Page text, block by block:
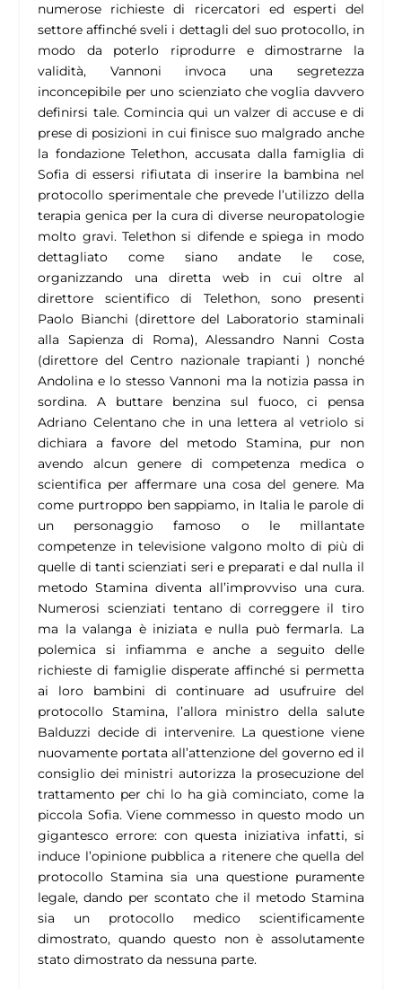
numerose richieste di ricercatori ed esperti del
settore affinché sveli i dettagli del suo protocollo, in
modo da poterlo riprodurre e dimostrarne la
validità, Vannoni invoca una segretezza
inconcepibile per uno scienziato che voglia davvero
definirsi tale. Comincia qui un valzer di accuse e di
prese di posizioni in cui finisce suo malgrado anche
la fondazione Telethon, accusata dalla famiglia di
Sofia di essersi rifiutata di inserire la bambina nel
protocollo sperimentale che prevede l’utilizzo della
terapia genica per la cura di diverse neuropatologie
molto gravi. Telethon si difende e spiega in modo
dettagliato come siano andate le cose,
organizzando una diretta web in cui oltre al
direttore scientifico di Telethon, sono presenti
Paolo Bianchi (direttore del Laboratorio staminali
alla Sapienza di Roma), Alessandro Nanni Costa
(direttore del Centro nazionale trapianti ) nonché
Andolina e lo stesso Vannoni ma la notizia passa in
sordina. A buttare benzina sul fuoco, ci pensa
Adriano Celentano che in una lettera al vetriolo si
dichiara a favore del metodo Stamina, pur non
avendo alcun genere di competenza medica o
scientifica per affermare una cosa del genere. Ma
come purtroppo ben sappiamo, in Italia le parole di
un personaggio famoso o le millantate
competenze in televisione valgono molto di più di
quelle di tanti scienziati seri e preparati e dal nulla il
metodo Stamina diventa all’improvviso una cura.
Numerosi scienziati tentano di correggere il tiro
ma la valanga è iniziata e nulla può fermarla. La
polemica si infiamma e anche a seguito delle
richieste di famiglie disperate affinché si permetta
ai loro bambini di continuare ad usufruire del
protocollo Stamina, l’allora ministro della salute
Balduzzi decide di intervenire. La questione viene
nuovamente portata all’attenzione del governo ed il
consiglio dei ministri autorizza la prosecuzione del
trattamento per chi lo ha già cominciato, come la
piccola Sofia. Viene commesso in questo modo un
gigantesco errore: con questa iniziativa infatti, si
induce l’opinione pubblica a ritenere che quella del
protocollo Stamina sia una questione puramente
legale, dando per scontato che il metodo Stamina
sia un protocollo medico scientificamente
dimostrato, quando questo non è assolutamente
stato dimostrato da nessuna parte.